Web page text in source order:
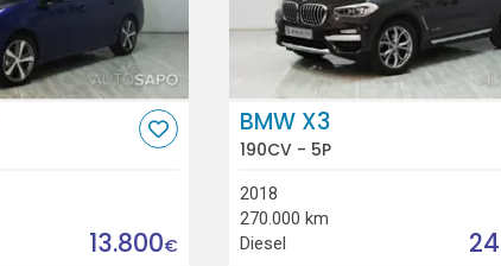
13.800€
BMW X3
190CV - 5P
2018
270.000 km
Diesel